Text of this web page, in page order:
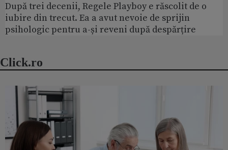
După trei decenii, Regele Playboy e răscolit de o
iubire din trecut. Ea a avut nevoie de sprijin
psihologic pentru a-și reveni după despărțire
Click.ro